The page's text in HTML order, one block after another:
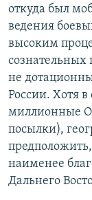
откуда был
ведения
высоким
не
России. Хотя в
миллионные
посылки),
наименее
Дальнего